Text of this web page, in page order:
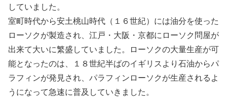
していました。
室町時代から安土桃山時代（１６世紀）には油分を使った
ローソクが製造され、江戸・大阪・京都にローソク問屋が
出来て大いに繁盛していました。ローソクの大量生産が可
能となったのは、１８世紀半ばのイギリスより石油からパ
ラフィンが発見され、パラフィンローソクが生産されるよ
うになって急速に普及していきました。